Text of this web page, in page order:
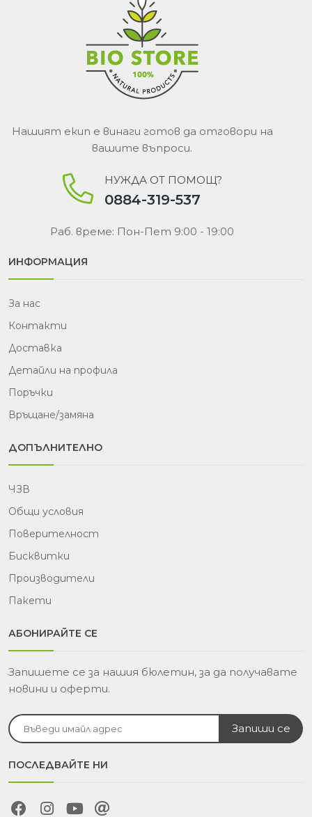
Нашият екип е винаги готов да отговори на
вашите въпроси.
НУЖДА ОТ ПОМОЩ?
0884-319-537
Раб. време: Пон-Пет 9:00 - 19:00
ИНФОРМАЦИЯ
За нас
Контакти
Доставка
Детайли на профила
Поръчки
Връщане/замяна
ДОПЪЛНИТЕЛНО
ЧЗВ
Общи условия
Поверителност
Бисквитки
Производители
Пакети
АБОНИРАЙТЕ СЕ
Запишете се за нашия бюлетин, за да получавате
новини и оферти.
ПОСЛЕДВАЙТЕ НИ